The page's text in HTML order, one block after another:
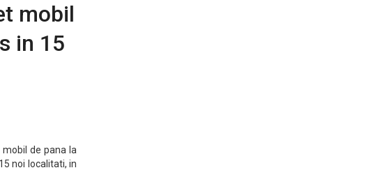
mobil
in 15
de pana la
noi localitati, in